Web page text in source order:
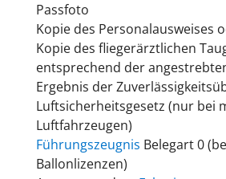
Passfoto
Kopie des Personalausweises
Kopie des fliegerärztlichen
entsprechend der
Ergebnis der
Luftsicherheitsgesetz (nur bei
Luftfahrzeugen)
Führungszeugnis Belegart 0
Ballonlizenzen)